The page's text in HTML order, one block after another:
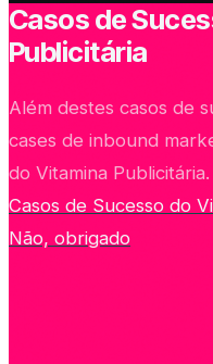
Casos de
Publicitária
Além destes casos de
cases de inbound
do Vitamina Publicitária.
Casos de Sucesso do
Não, obrigado